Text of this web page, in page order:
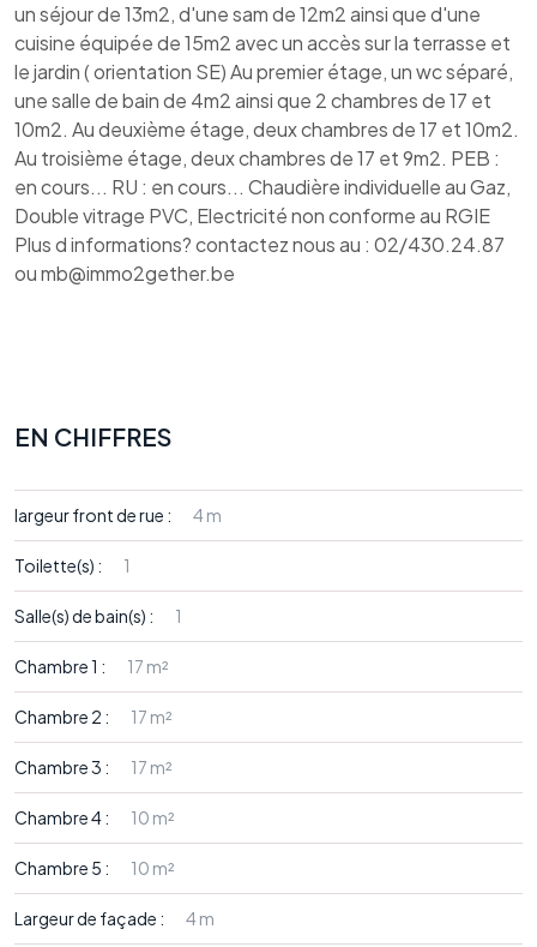
un séjour de 13m2, d'une sam de 12m2 ainsi que d'une
cuisine équipée de 15m2 avec un accès sur la terrasse et
le jardin ( orientation SE) Au premier étage, un wc séparé,
une salle de bain de 4m2 ainsi que 2 chambres de 17 et
10m2. Au deuxième étage, deux chambres de 17 et 10m2.
Au troisième étage, deux chambres de 17 et 9m2. PEB :
en cours... RU : en cours... Chaudière individuelle au Gaz,
Double vitrage PVC, Electricité non conforme au RGIE
Plus d informations? contactez nous au : 02/430.24.87
ou mb@immo2gether.be
EN CHIFFRES
largeur front de rue : 4 m
Toilette(s) : 1
Salle(s) de bain(s) : 1
Chambre 1 : 17 m²
Chambre 2 : 17 m²
Chambre 3 : 17 m²
Chambre 4 : 10 m²
Chambre 5 : 10 m²
Largeur de façade : 4 m